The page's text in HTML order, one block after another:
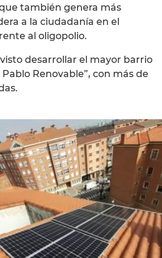
también genera más
a la ciudadanía en el
al oligopolio.
desarrollar el mayor barrio
Renovable”, con más de